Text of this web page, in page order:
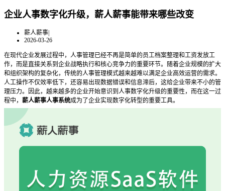
企业人事数字化升级，薪人薪事能带来哪些改变
薪人薪事|
2026-03-26
在现代企业发展过程中，人事管理已经不再是简单的员工档案整理和工资发放工
作，而是直接关系到企业战略执行和核心竞争力的重要环节。随着企业规模的扩大
和组织架构的复杂化，传统的人事管理模式越来越难以满足企业高效运营的需求。
人工操作不仅效率低下，还容易出现数据错误和信息滞后，这给企业带来不小的管
理压力。因此，越来越多的企业开始意识到人事数字化升级的重要性，而在这一过
程中， 薪人薪事人事系统成为了企业实现数字化转型的重要工具。